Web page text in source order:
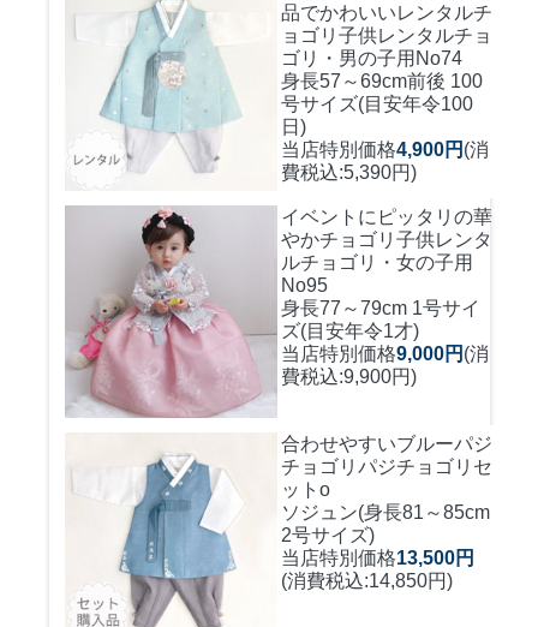
品でかわいいレンタルチ
ョゴリ 子供レンタルチョ
ゴリ・男の子用No74
身長57～69cm前後 100
号サイズ(目安年令100
日)
当店特別価格4,900円 (消
費税込:5,390円)
イベントにピッタリの華
やかチョゴリ 子供レンタ
ルチョゴリ・女の子用
No95
身長77～79cm 1号サイ
ズ(目安年令1才)
当店特別価格9,000円 (消
費税込:9,900円)
合わせやすいブルーパジ
チョゴリ パジチョゴリセ
ットo
ソジュン(身長81～85cm
2号サイズ)
当店特別価格13,500円
(消費税込:14,850円)